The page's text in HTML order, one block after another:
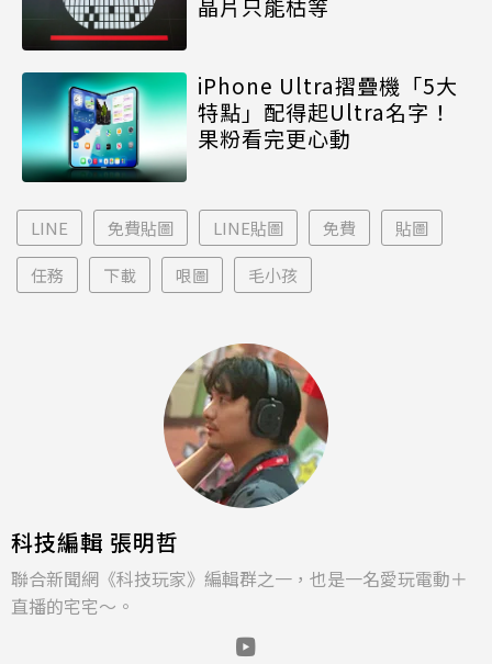
晶片只能枯等
iPhone Ultra摺疊機「5大
特點」配得起Ultra名字！
果粉看完更心動
LINE 免費貼圖 LINE貼圖 免費 貼圖
任務 下載 哏圖 毛小孩
科技編輯 張明哲
聯合新聞網《科技玩家》編輯群之一，也是一名愛玩電動＋
直播的宅宅～。